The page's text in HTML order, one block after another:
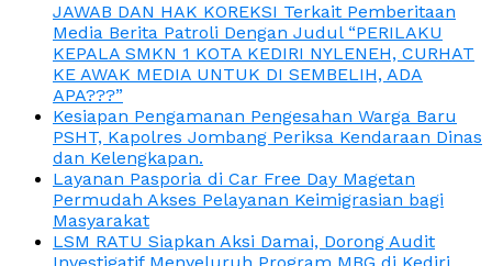
JAWAB DAN HAK KOREKSI Terkait Pemberitaan
Media Berita Patroli Dengan Judul “PERILAKU
KEPALA SMKN 1 KOTA KEDIRI NYLENEH, CURHAT
KE AWAK MEDIA UNTUK DI SEMBELIH, ADA
APA???”
Kesiapan Pengamanan Pengesahan Warga Baru
PSHT, Kapolres Jombang Periksa Kendaraan Dinas
dan Kelengkapan.
Layanan Pasporia di Car Free Day Magetan
Permudah Akses Pelayanan Keimigrasian bagi
Masyarakat
LSM RATU Siapkan Aksi Damai, Dorong Audit